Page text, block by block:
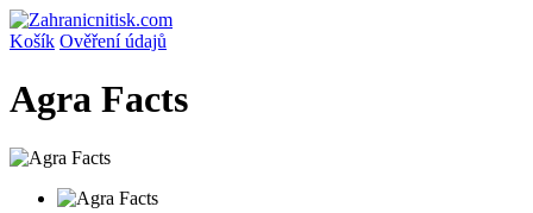
Košík Ověření údajů
Agra Facts